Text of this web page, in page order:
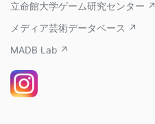
立命館大学ゲーム研究センター ↗
メディア芸術データベース ↗
MADB Lab ↗